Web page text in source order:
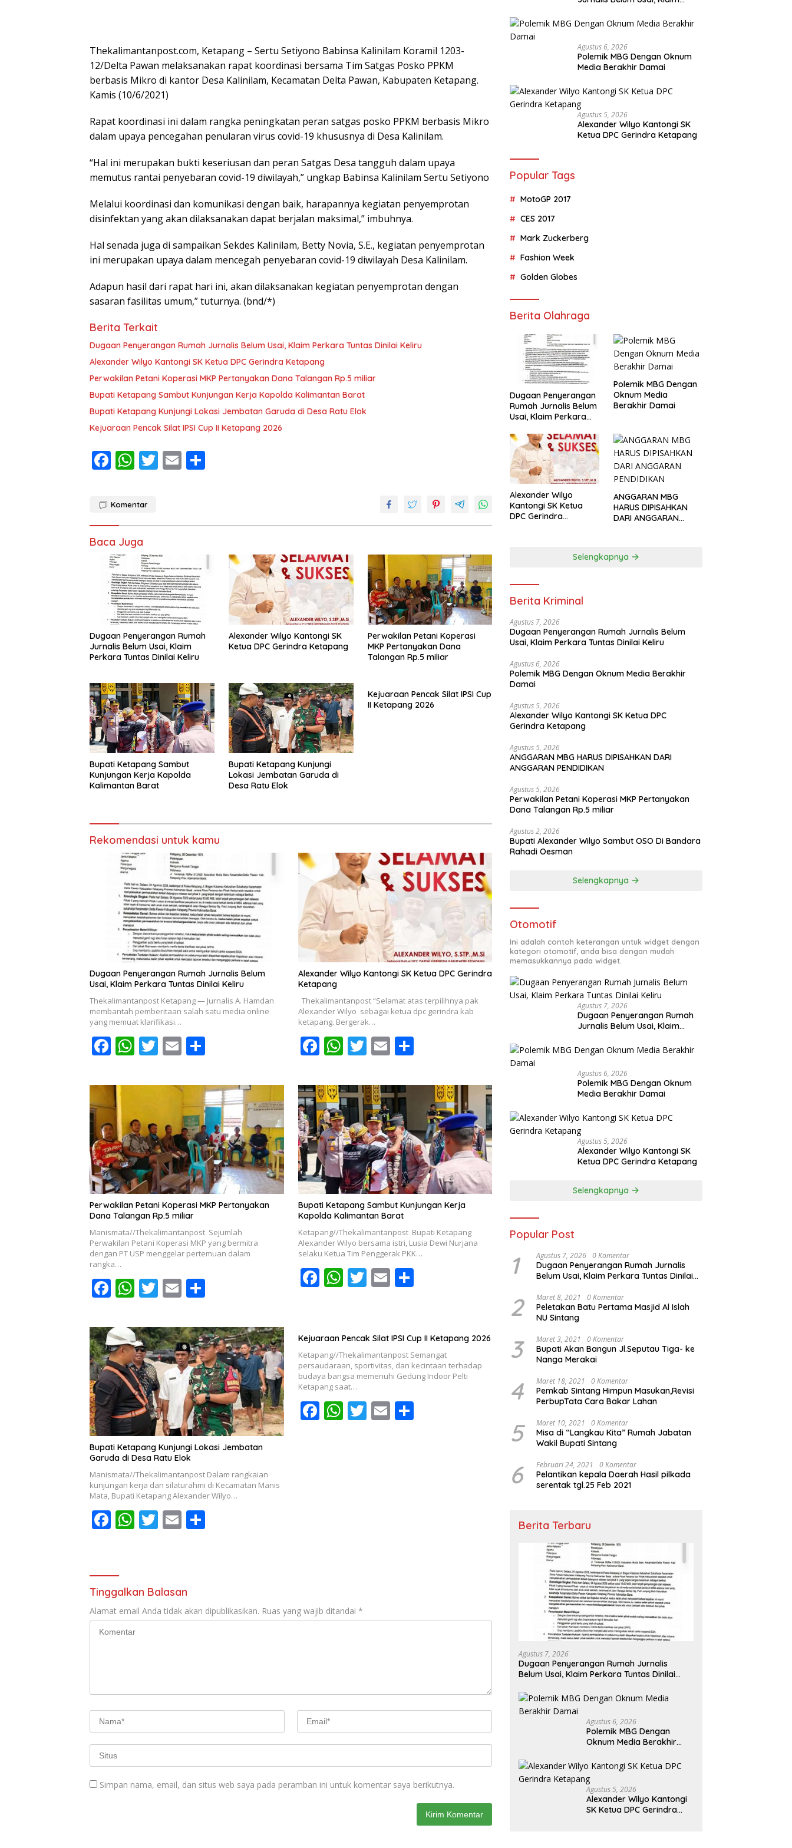
Thekalimantanpost.com, Ketapang – Sertu Setiyono Babinsa Kalinilam Koramil 1203-
12/Delta Pawan melaksanakan rapat koordinasi bersama Tim Satgas Posko PPKM
berbasis Mikro di kantor Desa Kalinilam, Kecamatan Delta Pawan, Kabupaten Ketapang.
Kamis (10/6/2021)
Rapat koordinasi ini dalam rangka peningkatan peran satgas posko PPKM berbasis Mikro
dalam upaya pencegahan penularan virus covid-19 khususnya di Desa Kalinilam.
“Hal ini merupakan bukti keseriusan dan peran Satgas Desa tangguh dalam upaya
memutus rantai penyebaran covid-19 diwilayah,” ungkap Babinsa Kalinilam Sertu Setiyono
Melalui koordinasi dan komunikasi dengan baik, harapannya kegiatan penyemprotan
disinfektan yang akan dilaksanakan dapat berjalan maksimal,” imbuhnya.
Hal senada juga di sampaikan Sekdes Kalinilam, Betty Novia, S.E., kegiatan penyemprotan
ini merupakan upaya dalam mencegah penyebaran covid-19 diwilayah Desa Kalinilam.
Adapun hasil dari rapat hari ini, akan dilaksanakan kegiatan penyemprotan dengan
sasaran fasilitas umum,” tuturnya. (bnd/*)
Berita Terkait
Dugaan Penyerangan Rumah Jurnalis Belum Usai, Klaim Perkara Tuntas Dinilai Keliru
Alexander Wilyo Kantongi SK Ketua DPC Gerindra Ketapang
Perwakilan Petani Koperasi MKP Pertanyakan Dana Talangan Rp.5 miliar
Bupati Ketapang Sambut Kunjungan Kerja Kapolda Kalimantan Barat
Bupati Ketapang Kunjungi Lokasi Jembatan Garuda di Desa Ratu Elok
Kejuaraan Pencak Silat IPSI Cup II Ketapang 2026
F
e
o
o
k
W
at
A
p
p
T E
Komentar
Baca Juga
Dugaan Penyerangan Rumah
Jurnalis Belum Usai, Klaim
Perkara Tuntas Dinilai Keliru
Alexander Wilyo Kantongi SK
Ketua DPC Gerindra Ketapang
Perwakilan Petani Koperasi
MKP Pertanyakan Dana
Talangan Rp.5 miliar
Bupati Ketapang Sambut
Kunjungan Kerja Kapolda
Kalimantan Barat
Bupati Ketapang Kunjungi
Lokasi Jembatan Garuda di
Desa Ratu Elok
Kejuaraan Pencak Silat IPSI Cup
II Ketapang 2026
Rekomendasi untuk kamu
Dugaan Penyerangan Rumah Jurnalis Belum
Usai, Klaim Perkara Tuntas Dinilai Keliru
Thekalimantanpost Ketapang — Jurnalis A. Hamdan
membantah pemberitaan salah satu media online
yang memuat klarifikasi…
F
e
b
o
o
k
W
at
A
p
p
T
itt
E
ai
l
ar
e
Alexander Wilyo Kantongi SK Ketua DPC Gerindra
Ketapang
Thekalimantanpost “Selamat atas terpilihnya pak
Alexander Wilyo sebagai ketua dpc gerindra kab
ketapang. Bergerak…
F
e
b
o
o
k
W
at
s
A
p
p
T
itt
er
E
ai
l
S
ar
Perwakilan Petani Koperasi MKP Pertanyakan
Dana Talangan Rp.5 miliar
Manismata//Thekalimantanpost Sejumlah
Perwakilan Petani Koperasi MKP yang bermitra
dengan PT USP menggelar pertemuan dalam
rangka…
F
e
b
o
o
k
W
at
s
A
p
p
T
itt
er
E
ai
l
ar
e
Bupati Ketapang Sambut Kunjungan Kerja
Kapolda Kalimantan Barat
Ketapang//Thekalimantanpost Bupati Ketapang
Alexander Wilyo bersama istri, Lusia Dewi Nurjana
selaku Ketua Tim Penggerak PKK…
F
b
o
o
k
W
s
A
p
p
T
er
E
l
S
e
Bupati Ketapang Kunjungi Lokasi Jembatan
Garuda di Desa Ratu Elok
Manismata//Thekalimantanpost Dalam rangkaian
kunjungan kerja dan silaturahmi di Kecamatan Manis
Mata, Bupati Ketapang Alexander Wilyo…
F
b
o
o
k
W
A
p
p
T E
Kejuaraan Pencak Silat IPSI Cup II Ketapang 2026
Ketapang//Thekalimantanpost Semangat
persaudaraan, sportivitas, dan kecintaan terhadap
budaya bangsa memenuhi Gedung Indoor Pelti
Ketapang saat…
F W T E S
Tinggalkan Balasan
Alamat email Anda tidak akan dipublikasikan. Ruas yang wajib ditandai *
Simpan nama, email, dan situs web saya pada peramban ini untuk komentar saya berikutnya.
Agustus 6, 2026
Polemik MBG Dengan Oknum
Media Berakhir Damai
Agustus 5, 2026
Alexander Wilyo Kantongi SK
Ketua DPC Gerindra Ketapang
Popular Tags
MotoGP 2017
CES 2017
Mark Zuckerberg
Fashion Week
Golden Globes
Berita Olahraga
Dugaan Penyerangan
Rumah Jurnalis Belum
Usai, Klaim Perkara
Polemik MBG Dengan
Oknum Media
Berakhir Damai
Alexander Wilyo
Kantongi SK Ketua
DPC Gerindra
ANGGARAN MBG
HARUS DIPISAHKAN
DARI ANGGARAN
Selengkapnya
Berita Kriminal
Agustus 7, 2026
Dugaan Penyerangan Rumah Jurnalis Belum
Usai, Klaim Perkara Tuntas Dinilai Keliru
Agustus 6, 2026
Polemik MBG Dengan Oknum Media Berakhir
Damai
Agustus 5, 2026
Alexander Wilyo Kantongi SK Ketua DPC
Gerindra Ketapang
Agustus 5, 2026
ANGGARAN MBG HARUS DIPISAHKAN DARI
ANGGARAN PENDIDIKAN
Agustus 5, 2026
Perwakilan Petani Koperasi MKP Pertanyakan
Dana Talangan Rp.5 miliar
Agustus 2, 2026
Bupati Alexander Wilyo Sambut OSO Di Bandara
Rahadi Oesman
Selengkapnya
Otomotif
Ini adalah contoh keterangan untuk widget dengan
kategori otomotif, anda bisa dengan mudah
memasukkannya pada widget.
Agustus 7, 2026
Dugaan Penyerangan Rumah
Jurnalis Belum Usai, Klaim
Agustus 6, 2026
Polemik MBG Dengan Oknum
Media Berakhir Damai
Agustus 5, 2026
Alexander Wilyo Kantongi SK
Ketua DPC Gerindra Ketapang
Selengkapnya
Popular Post
1 Agustus 7, 2026 0 Komentar
Dugaan Penyerangan Rumah Jurnalis
Belum Usai, Klaim Perkara Tuntas Dinilai
2 Maret 8, 2021 0 Komentar
Peletakan Batu Pertama Masjid Al Islah
NU Sintang
3 Maret 3, 2021 0 Komentar
Bupati Akan Bangun Jl.Seputau Tiga- ke
Nanga Merakai
4 Maret 18, 2021 0 Komentar
Pemkab Sintang Himpun Masukan,Revisi
PerbupTata Cara Bakar Lahan
5 Maret 10, 2021 0 Komentar
Misa di “Langkau Kita” Rumah Jabatan
Wakil Bupati Sintang
6 Februari 24, 2021 0 Komentar
Pelantikan kepala Daerah Hasil pilkada
serentak tgl.25 Feb 2021
Berita Terbaru
Agustus 7, 2026
Dugaan Penyerangan Rumah Jurnalis
Belum Usai, Klaim Perkara Tuntas Dinilai
Agustus 6, 2026
Polemik MBG Dengan
Oknum Media Berakhir
Agustus 5, 2026
Alexander Wilyo Kantongi
SK Ketua DPC Gerindra